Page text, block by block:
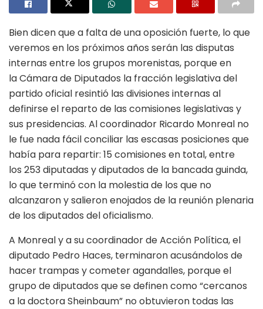
Bien dicen que a falta de una oposición fuerte, lo que
veremos en los próximos años serán las disputas
internas entre los grupos morenistas, porque en
la Cámara de Diputados la fracción legislativa del
partido oficial resintió las divisiones internas al
definirse el reparto de las comisiones legislativas y
sus presidencias. Al coordinador Ricardo Monreal no
le fue nada fácil conciliar las escasas posiciones que
había para repartir: 15 comisiones en total, entre
los 253 diputadas y diputados de la bancada guinda,
lo que terminó con la molestia de los que no
alcanzaron y salieron enojados de la reunión plenaria
de los diputados del oficialismo.
A Monreal y a su coordinador de Acción Política, el
diputado Pedro Haces, terminaron acusándolos de
hacer trampas y cometer agandalles, porque el
grupo de diputados que se definen como “cercanos
a la doctora Sheinbaum” no obtuvieron todas las